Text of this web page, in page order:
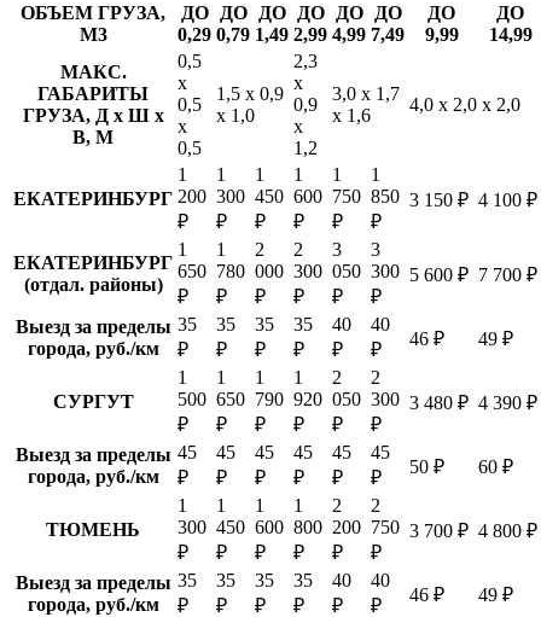
ОБЪЕМ ГРУЗА,
М3
ДО
0,29
ДО
0,79
ДО
1,49
ДО
2,99
ДО
4,99
ДО
7,49
ДО
9,99
ДО
14,99
МАКС.
ГАБАРИТЫ
ГРУЗА, Д х Ш х
В, М
0,5
х
0,5
х
0,5
1,5 х 0,9
х 1,0
2,3
х
0,9
х
1,2
3,0 х 1,7
х 1,6
4,0 х 2,0 х 2,0
ЕКАТЕРИНБУРГ
1
200
₽
1
300
₽
1
450
₽
1
600
₽
1
750
₽
1
850
₽
3 150 ₽ 4 100 ₽
ЕКАТЕРИНБУРГ
(отдал. районы)
1
650
₽
1
780
₽
2
000
₽
2
300
₽
3
050
₽
3
300
₽
5 600 ₽ 7 700 ₽
Выезд за пределы
города, руб./км
35
₽
35
₽
35
₽
35
₽
40
₽
40
₽
46 ₽ 49 ₽
СУРГУТ
1
500
₽
1
650
₽
1
790
₽
1
920
₽
2
050
₽
2
300
₽
3 480 ₽ 4 390 ₽
Выезд за пределы
города, руб./км
45
₽
45
₽
45
₽
45
₽
45
₽
45
₽
50 ₽ 60 ₽
ТЮМЕНЬ
1
300
₽
1
450
₽
1
600
₽
1
800
₽
2
200
₽
2
750
₽
3 700 ₽ 4 800 ₽
Выезд за пределы
города, руб./км
35
₽
35
₽
35
₽
35
₽
40
₽
40
₽
46 ₽
49 ₽